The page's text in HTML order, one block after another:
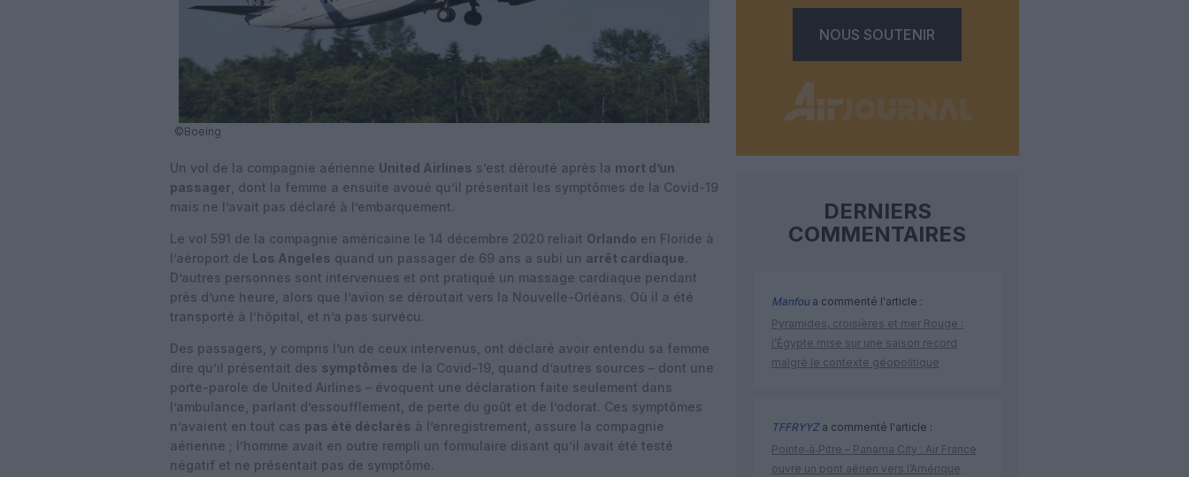
©Boeing
Un vol de la compagnie aérienne United Airlines s’est dérouté après la mort d’un
passager , dont la femme a ensuite avoué qu’il présentait les symptômes de la Covid-19
mais ne l’avait pas déclaré à l’embarquement.
Le vol 591 de la compagnie américaine le 14 décembre 2020 reliait Orlando en Floride à
l’aéroport de Los Angeles quand un passager de 69 ans a subi un arrêt cardiaque.
D’autres personnes sont intervenues et ont pratiqué un massage cardiaque pendant
près d’une heure, alors que l’avion se déroutait vers la Nouvelle-Orléans. Où il a été
transporté à l’hôpital, et n’a pas survécu.
Des passagers, y compris l’un de ceux intervenus, ont déclaré avoir entendu sa femme
dire qu’il présentait des symptômes de la Covid-19, quand d’autres sources – dont une
porte-parole de United Airlines – évoquent une déclaration faite seulement dans
l’ambulance, parlant d’essoufflement, de perte du goût et de l’odorat. Ces symptômes
n’avaient en tout cas pas été déclarés à l’enregistrement, assure la compagnie
aérienne ; l’homme avait en outre rempli un formulaire disant qu’il avait été testé
négatif et ne présentait pas de symptôme.
NOUS SOUTENIR
DERNIERS
COMMENTAIRES
Manfoua commenté l'article :
Pyramides, croisières et mer Rouge :
l’Égypte mise sur une saison record
malgré le contexte géopolitique
TFFRYYZa commenté l'article :
Pointe‑à‑Pitre – Panama City : Air France
ouvre un pont aérien vers l’Amérique